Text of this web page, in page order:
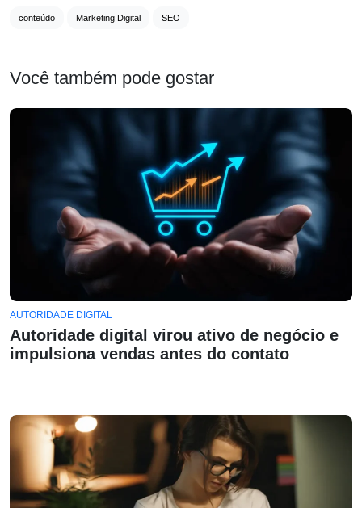
conteúdo Marketing Digital SEO
Você também pode gostar
AUTORIDADE DIGITAL
Autoridade digital virou ativo de negócio e
impulsiona vendas antes do contato